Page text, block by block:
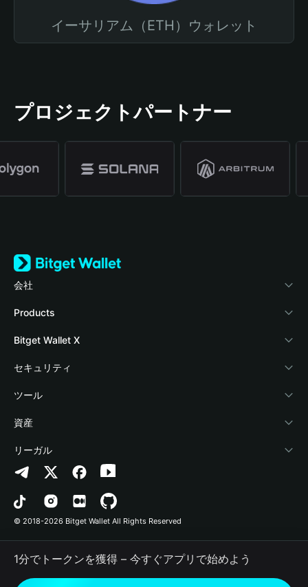
イーサリアム（ETH）ウォレット
プロジェクトパートナー
会社
Bitget Walletについて
ブログ
アカデミー
暗号資産ニュース
Help Center
お問い合わせ
ブランドリソース
キャリア
Products
Crypto Card
Stablecoin Earn
Payfi Crypto
Crypto Swap API
Altcoin Season Index
Prediction Markets
DApp
RWA
Bitget Wallet X
デベロッパー
ウォレットを接続
Bitget Wallet Pay
プロジェクトを掲載
セキュリティ
保護基金
セキュリティ技術
ツール
暗号資産を購入
認証検出
コントラクト検出
一括送金
資産
Arbitrum
Avalanche
Bitcoin
Polygon
リーガル
プライバシーポリシー
利用規約
© 2018-2026 Bitget Wallet All Rights Reserved
1分でトークンを獲得 – 今すぐアプリで始めよう